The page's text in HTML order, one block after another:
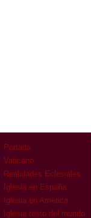
Portada
Vaticano
Realidades Eclesiales
Iglesia en España
Iglesia en América
Iglesia resto del mundo